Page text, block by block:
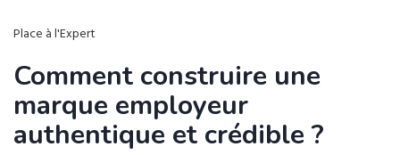
Place à l'Expert
Comment construire une
marque employeur
authentique et crédible ?